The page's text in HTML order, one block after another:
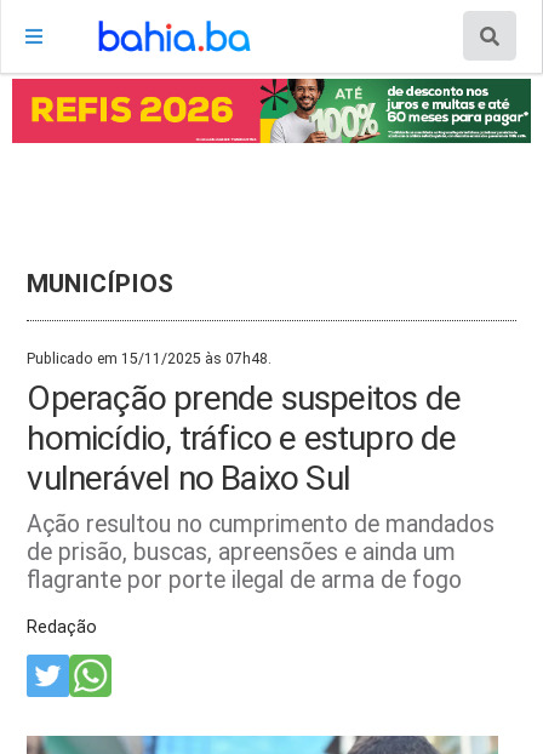
MUNICÍPIOS
Publicado em 15/11/2025 às 07h48.
Operação prende suspeitos de
homicídio, tráfico e estupro de
vulnerável no Baixo Sul
Ação resultou no cumprimento de mandados
de prisão, buscas, apreensões e ainda um
flagrante por porte ilegal de arma de fogo
Redação